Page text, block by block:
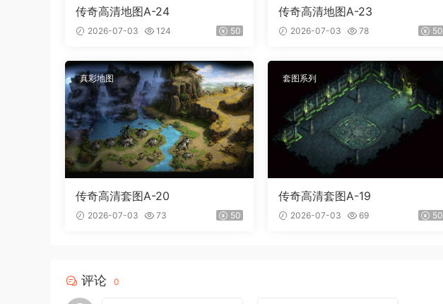
传奇高清地图A-24
2026-07-03 124 50
传奇高清地图A-23
2026-07-03 78 50
真彩地图
传奇高清套图A-20
2026-07-03 73 50
套图系列
传奇高清套图A-19
2026-07-03 69 50
评论 0